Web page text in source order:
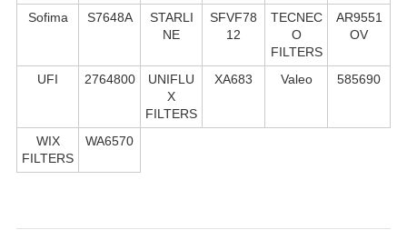
Sofima S7648A
STARLI
NE
SFVF78
12
TECNEC
O
FILTERS
AR9551
OV
UFI 2764800
UNIFLU
X
FILTERS
XA683 Valeo 585690
WIX
FILTERS
WA6570